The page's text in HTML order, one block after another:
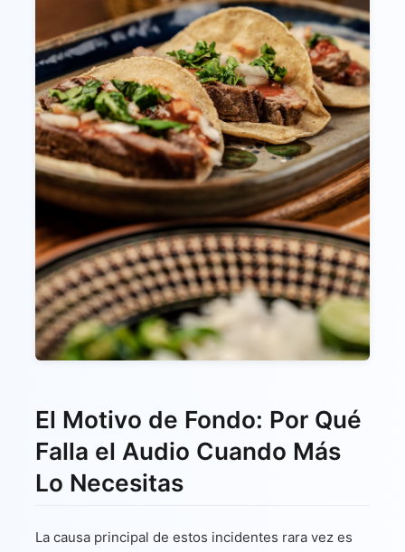
El Motivo de Fondo: Por Qué
Falla el Audio Cuando Más
Lo Necesitas
La causa principal de estos incidentes rara vez es